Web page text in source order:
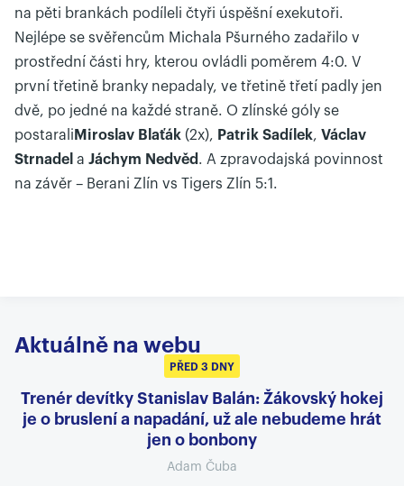
na pěti brankách podíleli čtyři úspěšní exekutoři.
Nejlépe se svěřencům Michala Pšurného zadařilo v
prostřední části hry, kterou ovládli poměrem 4:0. V
první třetině branky nepadaly, ve třetině třetí padly jen
dvě, po jedné na každé straně. O zlínské góly se
postarali Miroslav Blaťák (2x), Patrik Sadílek, Václav
Strnadel a Jáchym Nedvěd . A zpravodajská povinnost
na závěr – Berani Zlín vs Tigers Zlín 5:1.
Aktuálně na webu
PŘED 3 DNY
Trenér devítky Stanislav Balán: Žákovský hokej
je o bruslení a napadání, už ale nebudeme hrát
jen o bonbony
Adam Čuba